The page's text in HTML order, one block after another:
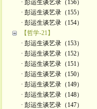
· 彭运生谈艺录（156）
· 彭运生谈艺录（155）
· 彭运生谈艺录（154）
【哲学-21】
· 彭运生谈艺录（153）
· 彭运生谈艺录（152）
· 彭运生谈艺录（151）
· 彭运生谈艺录（150）
· 彭运生谈艺录（149）
· 彭运生谈艺录（148）
· 彭运生谈艺录（147）